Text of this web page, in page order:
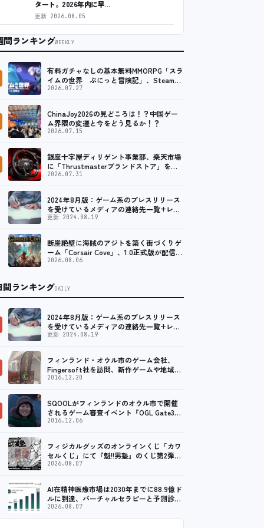
タート。2026年内に早…
更新 2026.08.05
間ランキングWEEKLY
有料ガチャなしの基本無料MMORPG「スラ
イムの世界 ぷにっと冒険記」、Steam向
けの無料体験版が8月末に配信決定
2026.07.27
ChinaJoy2026の見どころは！？中国ゲー
ム界隈の変遷と今をどう見るか！？
2026.07.15
銀座十字屋ディリゲント事業部、楽天市場
に「Thrustmasterブランドストア」をオ
ープン。記念キャンペーンでポイントアッ
2026.07.31
2024年8月版：ゲーム系のプレスリリース
を受けているメディアの連絡先一覧+レビ
ュー依頼先一覧
更新 2024.08.19
断崖絶壁に海賊のアジトを築く街づくりゲ
ーム「Corsair Cove」、1.0正式版が配信開
始！
2026.08.06
間ランキングDAILY
2024年8月版：ゲーム系のプレスリリース
を受けているメディアの連絡先一覧+レビ
ュー依頼先一覧
更新 2024.08.19
フィンランド・オウル市のゲーム会社、
Fingersoft社を訪問、新作ゲームや地域貢
献について聞いてきました
2016.12.20
SQOOLがフィンランドのオウル市で開催
されるゲーム審査イベント『OGL Gate3』
のメディアパートナーに！
2016.12.06
フィジカルグッズのオンラインくじ「カワ
セルくじ」にて『魁!!男塾』のくじ第2弾が
販売開始！
2026.08.07
AI在精神医療市場は2030年までに88.9億ド
ルに到達、バーチャルセラピーと予測診断
の普及が加速
2026.08.07